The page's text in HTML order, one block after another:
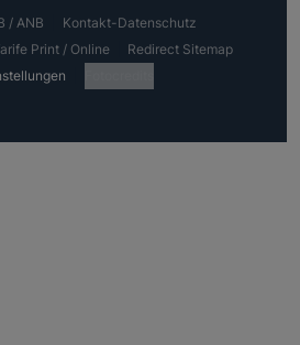
/ ANB
Kontakt-Datenschutz
Print / Online
Redirect Sitemap